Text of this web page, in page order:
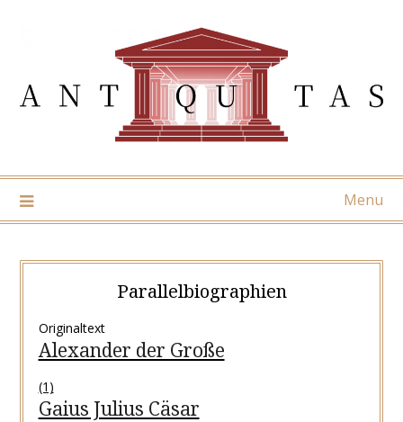
Menu
Parallelbiographien
Originaltext
Alexander der Große
(1)
Gaius Julius Cäsar